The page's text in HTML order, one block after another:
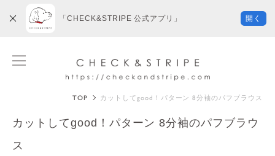
TOP カットしてgood！パターン 8分袖のパフブラウス
カットしてgood！パターン 8分袖のパフブラウ
ス
「CHECK&STRIPE 公式アプリ」 開く